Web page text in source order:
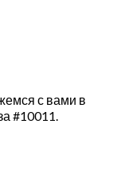
с вами в
#10011.